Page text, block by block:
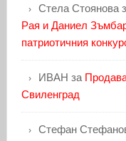
Стела Стоянова
Рая и Даниел
патриотичния
ИВАН за
Свиленград
Стефан